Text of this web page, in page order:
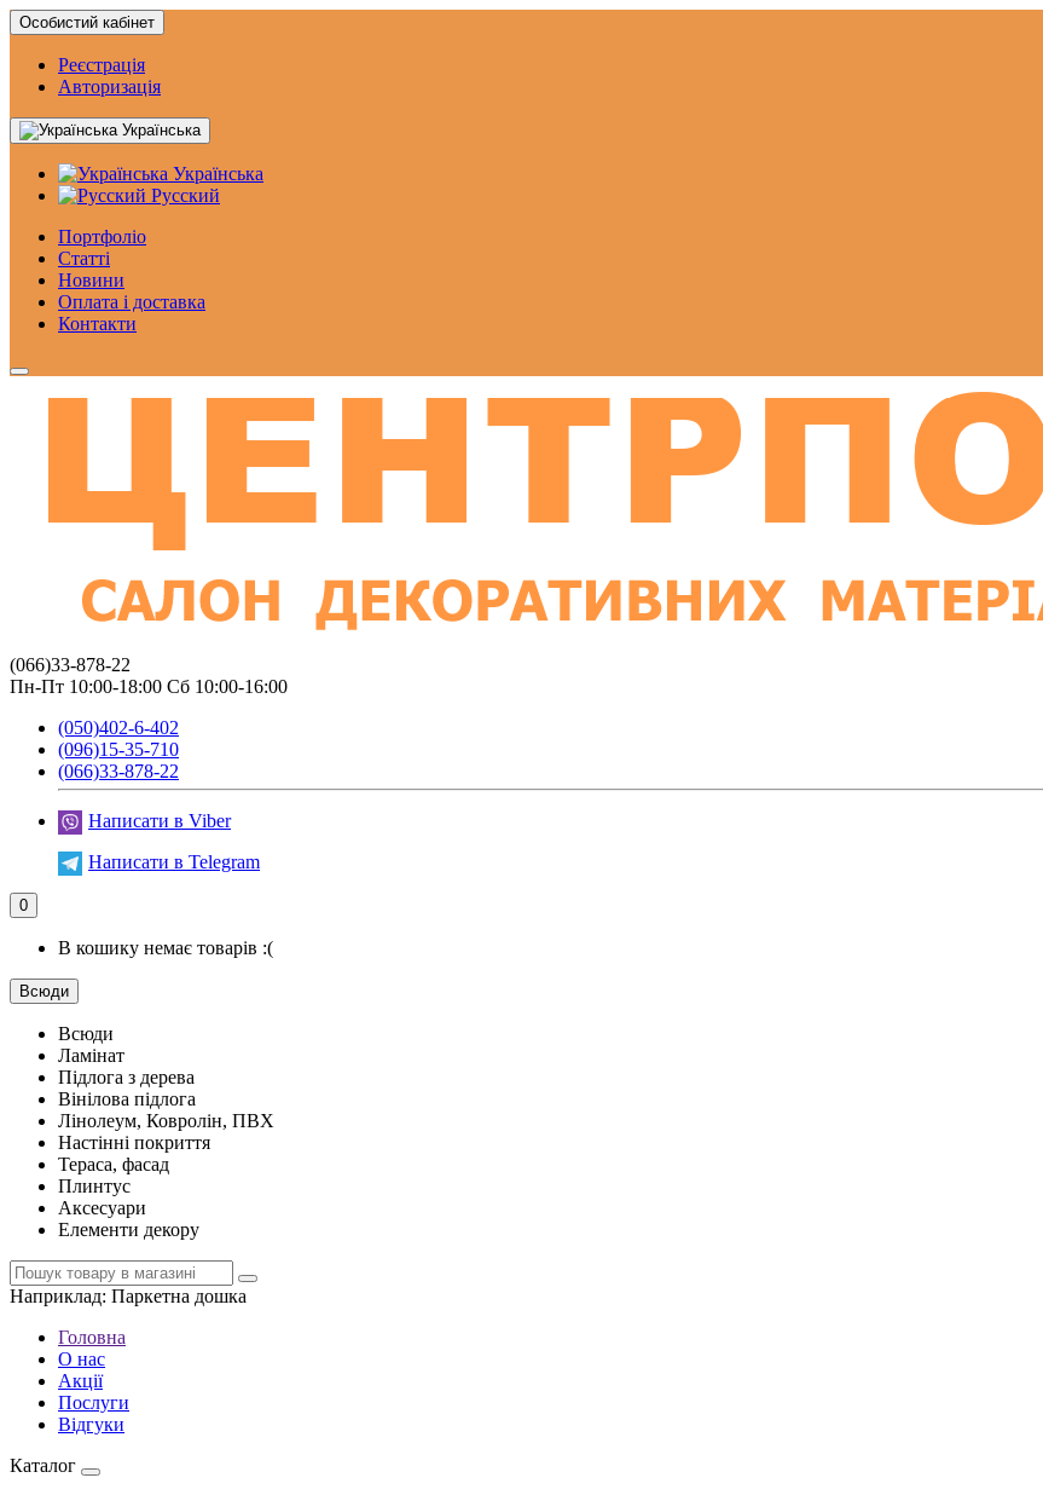
Особистий кабінет
Реєстрація
Авторизація
Українська
Українська
Русский
Портфоліо
Статтi
Новини
Оплата і доставка
Контакти
(066)33-878-22
Пн-Пт 10:00-18:00 Сб 10:00-16:00
(050)402-6-402
(096)15-35-710
(066)33-878-22
Написати в Viber
Написати в Telegram
0
В кошику немає товарів :(
Всюди
Всюди
Ламінат
Підлога з дерева
Вінілова підлога
Лінолеум, Ковролін, ПВХ
Настінні покриття
Тераса, фасад
Плинтус
Аксесуари
Елементи декору
Наприклад: Паркетна дошка
Головна
О нас
Акції
Послуги
Відгуки
Каталог